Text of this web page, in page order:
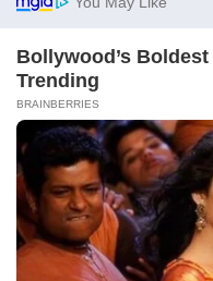
This Is How Wild
BUZZ DAY
Man Teaches Lesson To
BUZZ DAY
Coyote Snatches Puppy
BUZZ DAY
She Chose To Remove
Now